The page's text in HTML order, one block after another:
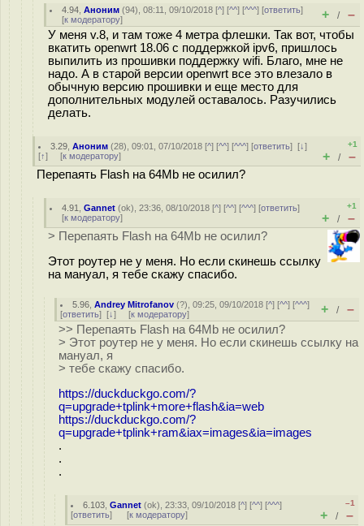
4.94 ,Аноним (94), 08:11, 09/10/2018 [^] [^^] [^^^] [ответить]
[к модератору] + / –
У меня v.8, и там тоже 4 метра флешки. Так вот, чтобы
вкатить openwrt 18.06 с поддержкой ipv6, пришлось
выпилить из прошивки поддержку wifi. Благо, мне не
надо. А в старой версии openwrt все это влезало в
обычную версию прошивки и еще место для
дополнительных модулей оставалось. Разучились
делать.
3.29 ,Аноним (28), 09:01, 07/10/2018 [^] [^^] [^^^] [ответить][↓]
[↑] [к модератору]
+1
+ / –
Перепаять Flash на 64Mb не осилил?
4.91 ,Gannet (ok), 23:36, 08/10/2018 [^] [^^] [^^^] [ответить]
[к модератору]
+1
+ / –
> Перепаять Flash на 64Mb не осилил?
Этот роутер не у меня. Но если скинешь ссылку
на мануал, я тебе скажу спасибо.
5.96 ,Andrey Mitrofanov (?), 09:25, 09/10/2018 [^] [^^] [^^^]
[ответить] [↓] [к модератору] + / –
>> Перепаять Flash на 64Mb не осилил?
> Этот роутер не у меня. Но если скинешь ссылку на
мануал, я
> тебе скажу спасибо.
https://duckduckgo.com/?
q=upgrade+tplink+more+flash&ia=web
https://duckduckgo.com/?
q=upgrade+tplink+ram&iax=images&ia=images
.
.
.
6.103 ,Gannet (ok), 23:33, 09/10/2018 [^] [^^] [^^^]
[ответить] [к модератору]
–1
+ / –